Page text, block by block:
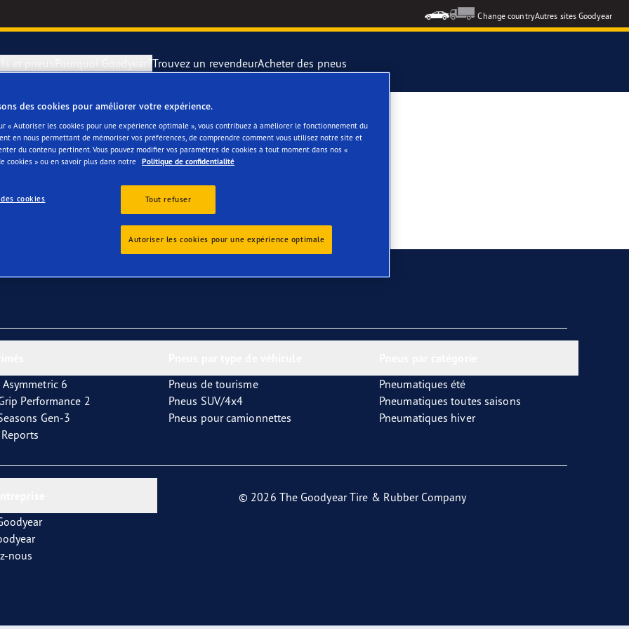
Change countryAutres sites Goodyear
et pneus
et changer vos pneus
Pourquoi Goodyear?
Blimp
RACING
F1 SuperSport
F1 Asymmetric 6
UltraGrip Performance 3
Trouvez un revendeurAcheter des pneus
Audi A4, S4 &RS4
Asymmetric 6
Performance 2
Gen-3
Pneus de tourisme
Pneus SUV/4x4
Pneus pour camionnettes
Pneumatiques été
Pneumatiques toutes saisons
Pneumatiques hiver
nous
© 2026 The Goodyear Tire & Rubber Company
des cookies pour améliorer votre expérience.
« Autoriser les cookies pour une expérience optimale », vous contribuez à améliorer le fonctionnement du
en nous permettant de mémoriser vos préférences, de comprendre comment vous utilisez notre site et
du contenu pertinent. Vous pouvez modifier vos paramètres de cookies à tout moment dans nos «
cookies » ou en savoir plus dans notre Politique de confidentialité
cookies Tout refuser
Autoriser les cookies pour une expérience optimale